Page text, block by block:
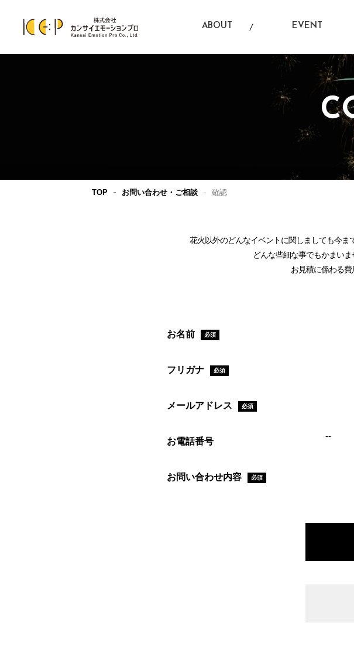
ABOUT EVENT
TOP お問い合わせ・ご相談 確認
花火以外のどんなイベントに関しましても今ま
どんな些細な事でもかまい
お見積に係わる費
お名前 必須
フリガナ 必須
メールアドレス 必須
お電話番号
--
お問い合わせ内容 必須